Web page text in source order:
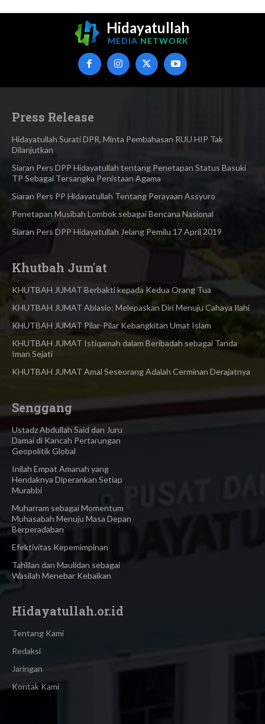
Hidayatullah
MEDIA NETWORK
Press Release
Hidayatullah Surati DPR, Minta Pembahasan RUU HIP Tak
Dilanjutkan
Siaran Pers DPP Hidayatullah tentang Penetapan Status Basuki
TP Sebagai Tersangka Penistaan Agama​
Siaran Pers PP Hidayatullah Tentang Perayaan Assyuro
Penetapan Musibah Lombok sebagai Bencana Nasional
Siaran Pers DPP Hidayatullah Jelang Pemilu 17 April 2019
Khutbah Jum'at
KHUTBAH JUMAT Berbakti kepada Kedua Orang Tua
KHUTBAH JUMAT Ablasio: Melepaskan Diri Menuju Cahaya Ilahi
KHUTBAH JUMAT Pilar-Pilar Kebangkitan Umat Islam
KHUTBAH JUMAT Istiqamah dalam Beribadah sebagai Tanda
Iman Sejati
KHUTBAH JUMAT Amal Seseorang Adalah Cerminan Derajatnya
Senggang
Ustadz Abdullah Said dan Juru
Damai di Kancah Pertarungan
Geopolitik Global
Inilah Empat Amanah yang
Hendaknya Diperankan Setiap
Murabbi
Muharram sebagai Momentum
Muhasabah Menuju Masa Depan
Berperadaban
Efektivitas Kepemimpinan
Tahlilan dan Maulidan sebagai
Wasilah Menebar Kebaikan
Hidayatullah.or.id
Tentang Kami
Redaksi
Jaringan
Kontak Kami